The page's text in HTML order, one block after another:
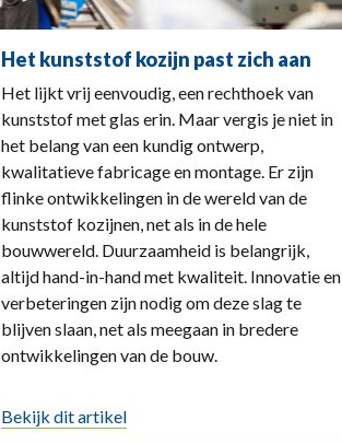
Het kunststof kozijn past zich aan
Het lijkt vrij eenvoudig, een rechthoek van
kunststof met glas erin. Maar vergis je niet in
het belang van een kundig ontwerp,
kwalitatieve fabricage en montage. Er zijn
flinke ontwikkelingen in de wereld van de
kunststof kozijnen, net als in de hele
bouwwereld. Duurzaamheid is belangrijk,
altijd hand-in-hand met kwaliteit. Innovatie en
verbeteringen zijn nodig om deze slag te
blijven slaan, net als meegaan in bredere
ontwikkelingen van de bouw.
Bekijk dit artikel